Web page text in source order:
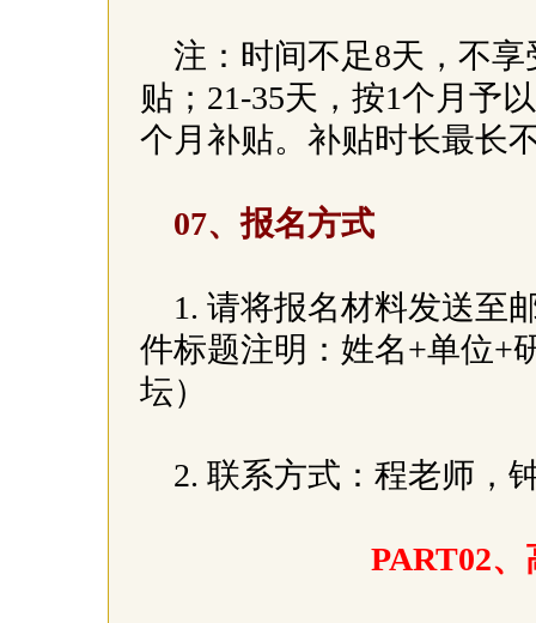
注：时间不足8天，不
贴；21-35天，按1个月予
个月补贴。补贴时长最长
07、报名方式
1. 请将报名材料发送至
件标题注明：姓名+单位+
坛）
2. 联系方式：程老师，
PART02